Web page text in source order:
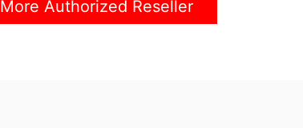
More Authorized Reseller